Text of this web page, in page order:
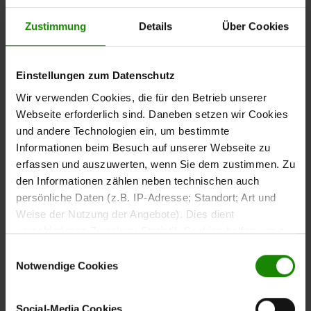
Zustimmung Details Über Cookies
Einstellungen zum Datenschutz
Wir verwenden Cookies, die für den Betrieb unserer
Webseite erforderlich sind. Daneben setzen wir Cookies
und andere Technologien ein, um bestimmte
Informationen beim Besuch auf unserer Webseite zu
erfassen und auszuwerten, wenn Sie dem zustimmen. Zu
den Informationen zählen neben technischen auch
persönliche Daten (z.B. IP-Adresse; Standort; Art und
Weise der Nutzung der Angebote). Dies dient
verschiedenen Zwecken: Statistik Cookies helfen uns zu
nutzen, indem sie Informationen sammeln und sie
anonymisiert für statistische Zwecke auszuwerten.
Marketing Cookies helfen uns, Ihnen personalisierte
Notwendige Cookies
Esszimmer
mit durchdachtem Komfort. Das matt
perfekt mit demkurkumafarbenen Mikrofaserbezug in
Lederoptik. Diese Kombination verleiht deinem
Esszimmer eine frische, moderne Optik mit individuellem
Charakter.
Komfort, der begeistert
Mit einerSitzhöhe von ca. 49 cm
Armlehnenhöhe
61 x 88 x 64 cm